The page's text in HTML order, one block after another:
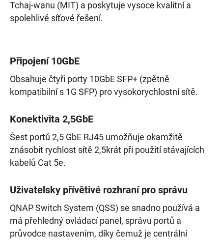
Tchaj-wanu (MIT) a poskytuje vysoce kvalitní a
spolehlivé síťové řešení.
Připojení 10GbE
Obsahuje čtyři porty 10GbE SFP+ (zpětně
kompatibilní s 1G SFP) pro vysokorychlostní sítě.
Konektivita 2,5GbE
Šest portů 2,5 GbE RJ45 umožňuje okamžitě
znásobit rychlost sítě 2,5krát při použití stávajících
kabelů Cat 5e.
Uživatelsky přívětivé rozhraní pro správu
QNAP Switch System (QSS) se snadno používá a
má přehledný ovládací panel, správu portů a
průvodce nastavením, díky čemuž je centrální